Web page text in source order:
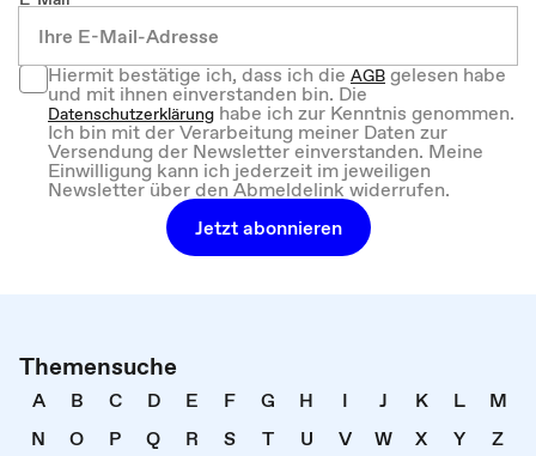
Hiermit bestätige ich, dass ich dieAGBgelesen habe
und mit ihnen einverstanden bin. Die
Datenschutzerklärung habe ich zur Kenntnis genommen.
Ich bin mit der Verarbeitung meiner Daten zur
Versendung der Newsletter einverstanden. Meine
Einwilligung kann ich jederzeit im jeweiligen
Newsletter über den Abmeldelink widerrufen.
Jetzt abonnieren
Themensuche
A B C D E F G H I J K L
M
N
O P Q R S T U V W X Y
Z